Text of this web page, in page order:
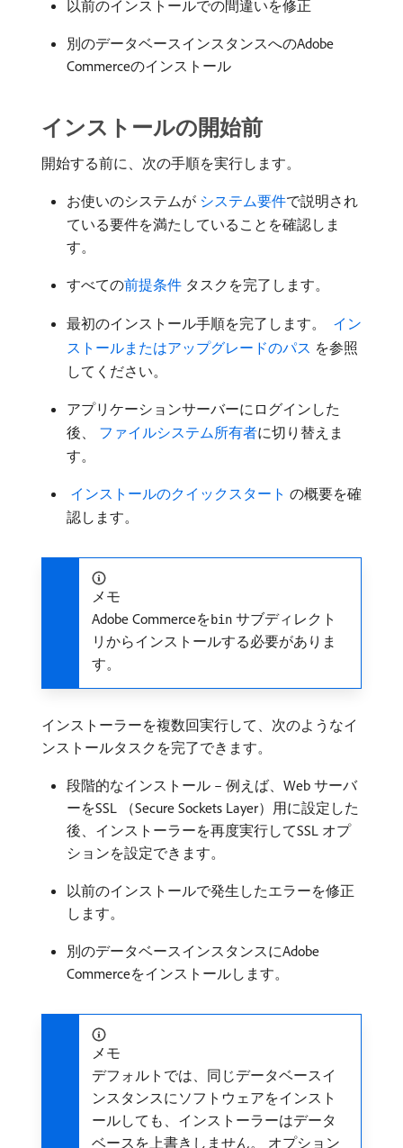
以前のインストールでの間違いを修正
別のデータベースインスタンスへのAdobe
Commerceのインストール
インストールの開始前
開始する前に、次の手順を実行します。
お使いのシステムが ​ システム要件で説明され
ている要件を満たしていることを確認しま
す。
すべての前提条件 タスクを完了します。
最初のインストール手順を完了します。
​ イン
ストールまたはアップグレードのパス ​ を参照
してください。
アプリケーションサーバーにログインした
後、
​ ファイルシステム所有者に切り替えま
す。
​ インストールのクイックスタート ​ の概要を確
認します。
メモ
Adobe Commerceをbin サブディレクト
リからインストールする必要がありま
す。
インストーラーを複数回実行して、次のようなイ
ンストールタスクを完了できます。
段階的なインストール – 例えば、Web サーバ
ーをSSL （Secure Sockets Layer）用に設定した
後、インストーラーを再度実行してSSL オプ
ションを設定できます。
以前のインストールで発生したエラーを修正
します。
別のデータベースインスタンスにAdobe
Commerceをインストールします。
メモ
デフォルトでは、同じデータベースイ
ンスタンスにソフトウェアをインスト
ールしても、インストーラーはデータ
ベースを上書きしません。 オプション